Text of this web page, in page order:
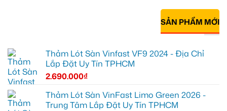
SẢN PHẨM MỚI
Thảm Lót Sàn Vinfast VF9 2024 - Địa Chỉ
Lắp Đặt Uy Tín TPHCM
2.690.000₫
Thảm Lót Sàn VinFast Limo Green 2026 -
Trung Tâm Lắp Đặt Uy Tín TPHCM